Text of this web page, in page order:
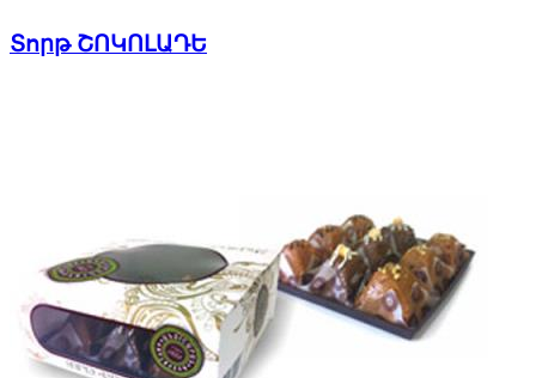
Տորթ ՇՈԿՈԼԱԴԵ